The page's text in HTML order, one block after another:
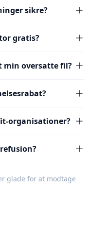
sikre?
gratis?
min oversatte fil?
organisationer?
glade for at modtage